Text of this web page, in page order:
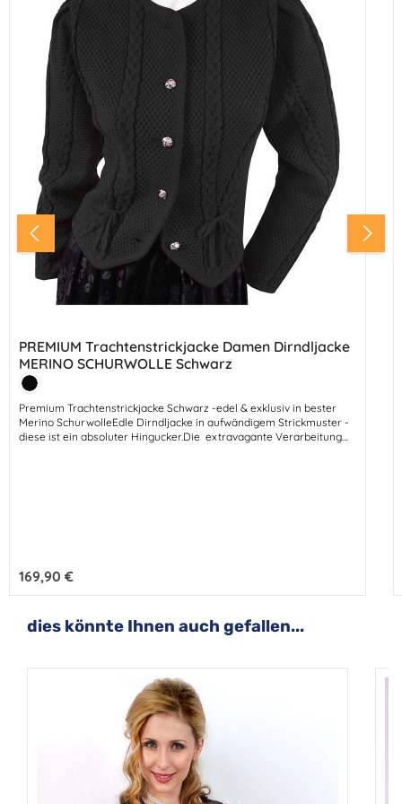
PREMIUM Trachtenstrickjacke Damen Dirndljacke
MERINO SCHURWOLLE Schwarz
Farbe:
Schwarz
Premium Trachtenstrickjacke Schwarz -edel & exklusiv in bester
Merino SchurwolleEdle Dirndljacke in aufwändigem Strickmuster -
diese ist ein absoluter Hingucker.Die extravagante Verarbeitung
Regulärer Preis:
169,90 €
Produktgalerie überspringen
dies könnte Ihnen auch gefallen...